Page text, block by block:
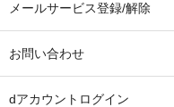
メールサービス登録/解除
お問い合わせ
dアカウントログイン